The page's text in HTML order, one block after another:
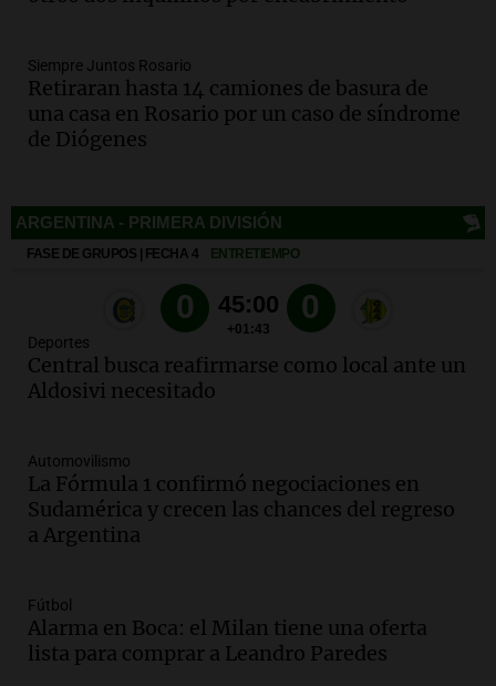
Audio.Fieles movilizados por San
Episodios
Audio.Se registra inusual nevada en
Zapala, Neuquén, con más de mil
Episodios
Audio.Controversia en el peronismo
mendocino por ausencia de senadora
embarazada en votación clave
Panorama Federal
Episodios
Audio.Mateo Bouniba, joven de Villa
Panorama Federal
Episodios
Audio.Fieles celebran a San Cayetano
Audio.Día Internacional de la Cerveza:
Siempre Juntos Rosario
Retiraran hasta 14 camiones de basura de
una casa en Rosario por un caso de síndrome
de Diógenes
Deportes
Deportes
Central busca reafirmarse como local ante un
Aldosivi necesitado
Automovilismo
La Fórmula 1 confirmó negociaciones en
Sudamérica y crecen las chances del regreso
a Argentina
Fútbol
Alarma en Boca: el Milan tiene una oferta
lista para comprar a Leandro Paredes